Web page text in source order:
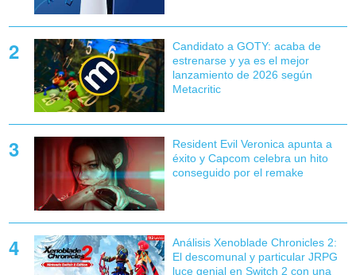
Candidato a GOTY: acaba de
estrenarse y ya es el mejor
lanzamiento de 2026 según
Metacritic
Resident Evil Veronica apunta a
éxito y Capcom celebra un hito
conseguido por el remake
Análisis Xenoblade Chronicles 2:
El descomunal y particular JRPG
luce genial en Switch 2 con una